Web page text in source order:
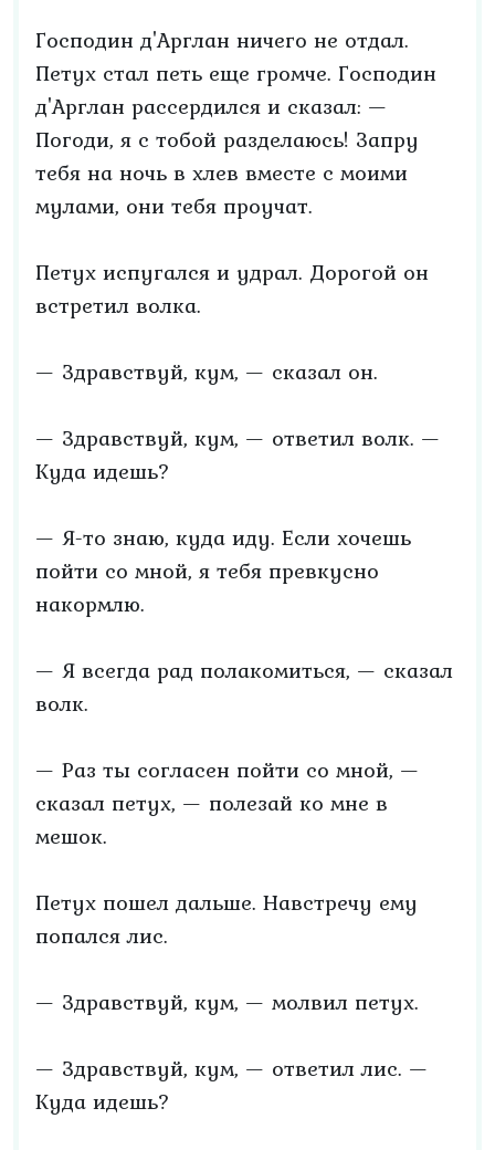
Господин д'Арглан ничего не отдал.
Петух стал петь еще громче. Господин
д'Арглан рассердился и сказал: —
Погоди, я с тобой разделаюсь! Запру
тебя на ночь в хлев вместе с моими
мулами, они тебя проучат.
Петух испугался и удрал. Дорогой он
встретил волка.
— Здравствуй, кум, — сказал он.
— Здравствуй, кум, — ответил волк. —
Куда идешь?
— Я-то знаю, куда иду. Если хочешь
пойти со мной, я тебя превкусно
накормлю.
— Я всегда рад полакомиться, — сказал
волк.
— Раз ты согласен пойти со мной, —
сказал петух, — полезай ко мне в
мешок.
Петух пошел дальше. Навстречу ему
попался лис.
— Здравствуй, кум, — молвил петух.
— Здравствуй, кум, — ответил лис. —
Куда идешь?